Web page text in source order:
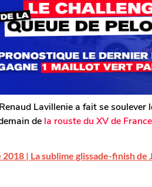
Lavillenie a fait se
de la rouste du XV de France
| La sublime glissade-finish de